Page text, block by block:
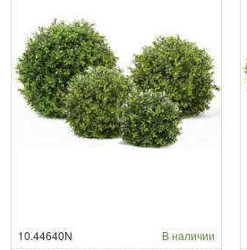
10.44640N В наличии